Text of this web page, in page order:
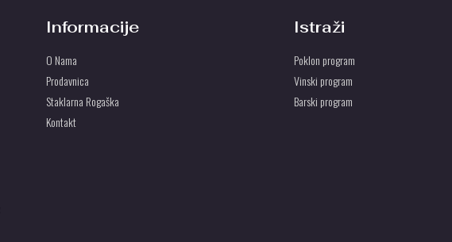
Informacije
O Nama
Prodavnica
Staklarna Rogaška
Kontakt
Istraži
Poklon program
Vinski program
Barski program